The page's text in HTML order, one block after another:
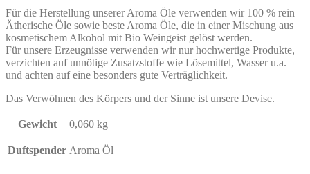
Für die Herstellung unserer Aroma Öle verwenden wir 100 % rein
Ätherische Öle sowie beste Aroma Öle, die in einer Mischung aus
kosmetischem Alkohol mit Bio Weingeist gelöst werden.
Für unsere Erzeugnisse verwenden wir nur hochwertige Produkte,
verzichten auf unnötige Zusatzstoffe wie Lösemittel, Wasser u.a.
und achten auf eine besonders gute Verträglichkeit.
Das Verwöhnen des Körpers und der Sinne ist unsere Devise.
Gewicht 0,060 kg
Duftspender Aroma Öl